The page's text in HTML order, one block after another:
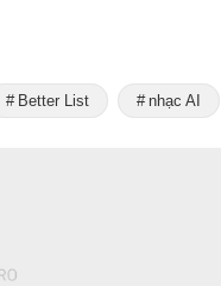
Better List nhạc AI